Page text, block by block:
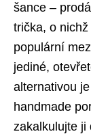
šance –
trička, o
populární
jediné,
alternativou
handmade
zakalkulujte ji